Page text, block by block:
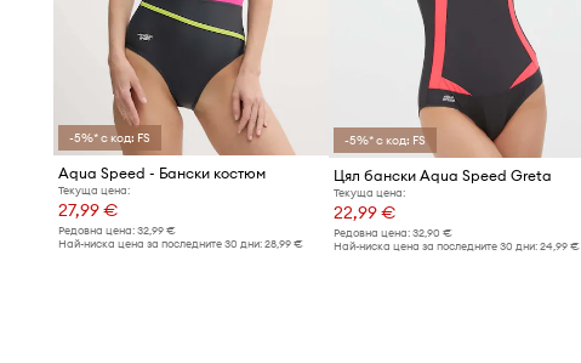
-5%* с код: FS
Aqua Speed - Бански костюм
Текуща цена:
27,99 €
Редовна цена: 32,99 €
Най-ниска цена за последните 30 дни: 28,99 €
-5%* с код: FS
Цял бански Aqua Speed Greta
Текуща цена:
22,99 €
Редовна цена:32,90 €
Най-ниска цена за последните 30 дни:24,99 €